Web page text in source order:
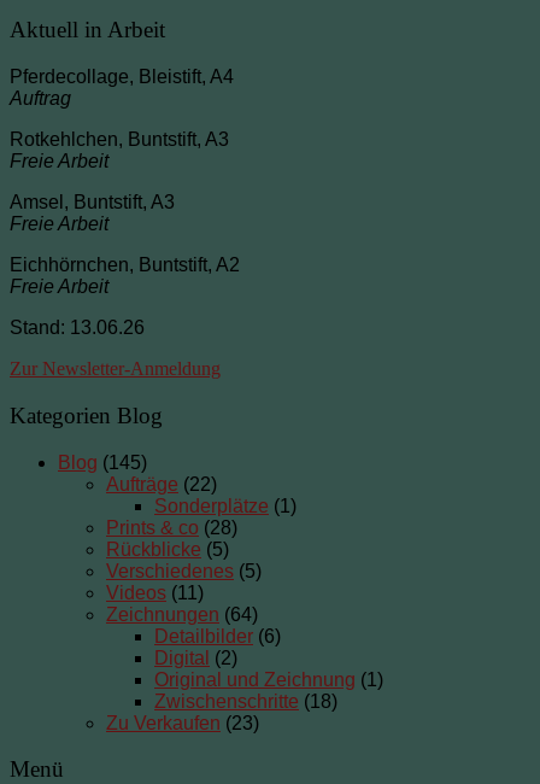
Aktuell in Arbeit
Pferdecollage, Bleistift, A4
Auftrag
Rotkehlchen, Buntstift, A3
Freie Arbeit
Amsel, Buntstift, A3
Freie Arbeit
Eichhörnchen, Buntstift, A2
Freie Arbeit
Stand: 13.06.26
Zur Newsletter-Anmeldung
Kategorien Blog
Blog (145)
Aufträge (22)
Sonderplätze (1)
Prints & co (28)
Rückblicke (5)
Verschiedenes (5)
Videos (11)
Zeichnungen (64)
Detailbilder (6)
Digital (2)
Original und Zeichnung (1)
Zwischenschritte (18)
Zu Verkaufen (23)
Menü